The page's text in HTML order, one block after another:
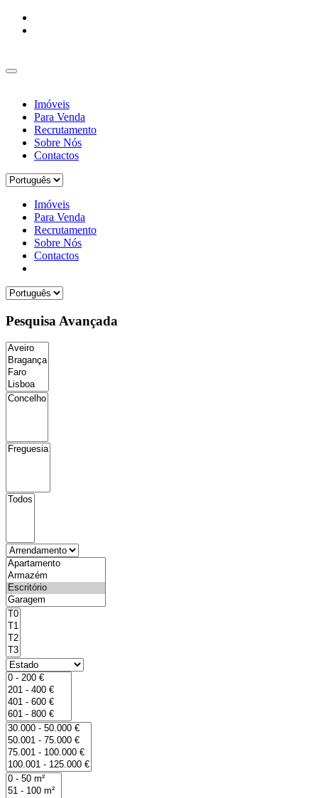
Imóveis
Para Venda
Recrutamento
Sobre Nós
Contactos
Imóveis
Para Venda
Recrutamento
Sobre Nós
Contactos
Pesquisa Avançada